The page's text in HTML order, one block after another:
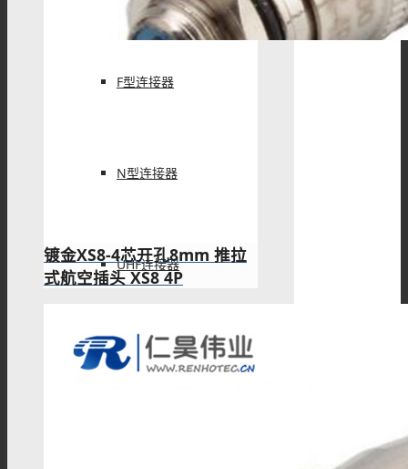
F型连接器
N型连接器
UHF连接器
MCX连接器
镀金XS8-4芯开孔8mm 推拉
式航空插头 XS8 4P